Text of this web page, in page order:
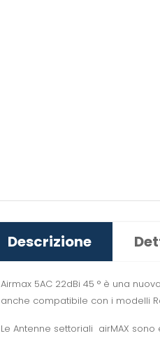
Descrizione
Airmax 5AC 22dBi 45 ° è una
anche compatibile con i modelli
Le Antenne settoriali airMAX